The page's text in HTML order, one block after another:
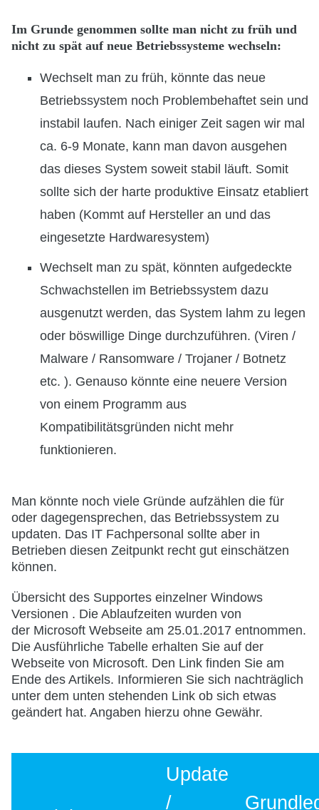
Im Grunde genommen sollte man nicht zu früh und
nicht zu spät auf neue Betriebssysteme wechseln:
Wechselt man zu früh, könnte das neue
Betriebssystem noch Problembehaftet sein und
instabil laufen. Nach einiger Zeit sagen wir mal
ca. 6-9 Monate, kann man davon ausgehen
das dieses System soweit stabil läuft. Somit
sollte sich der harte produktive Einsatz etabliert
haben (Kommt auf Hersteller an und das
eingesetzte Hardwaresystem)
Wechselt man zu spät, könnten aufgedeckte
Schwachstellen im Betriebssystem dazu
ausgenutzt werden, das System lahm zu legen
oder böswillige Dinge durchzuführen. (Viren /
Malware / Ransomware / Trojaner / Botnetz
etc. ). Genauso könnte eine neuere Version
von einem Programm aus
Kompatibilitätsgründen nicht mehr
funktionieren.
Man könnte noch viele Gründe aufzählen die für
oder dagegensprechen, das Betriebssystem zu
updaten. Das IT Fachpersonal sollte aber in
Betrieben diesen Zeitpunkt recht gut einschätzen
können.
Übersicht des Supportes einzelner Windows
Versionen . Die Ablaufzeiten wurden von
der Microsoft Webseite am 25.01.2017 entnommen.
Die Ausführliche Tabelle erhalten Sie auf der
Webseite von Microsoft. Den Link finden Sie am
Ende des Artikels. Informieren Sie sich nachträglich
unter dem unten stehenden Link ob sich etwas
geändert hat. Angaben hierzu ohne Gewähr.
Update
/